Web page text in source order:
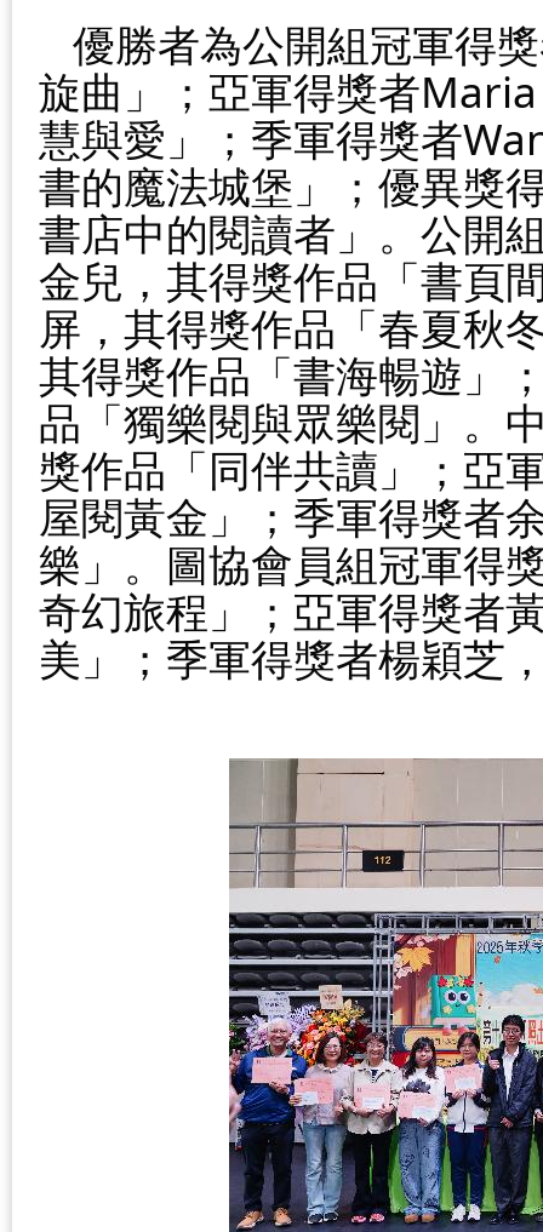
優勝者為公開組冠軍得
旋曲」；亞軍得獎者
慧與愛」；季軍得獎者
書的魔法城堡」；優異獎
書店中的閱讀者」。公開
金兒，其得獎作品「書頁
屏，其得獎作品「春夏秋
其得獎作品「書海暢遊」
品「獨樂閱與眾樂閱」。
獎作品「同伴共讀」；亞
屋閱黃金」；季軍得獎者
樂」。圖協會員組冠軍得
奇幻旅程」；亞軍得獎者
美」；季軍得獎者楊穎芝